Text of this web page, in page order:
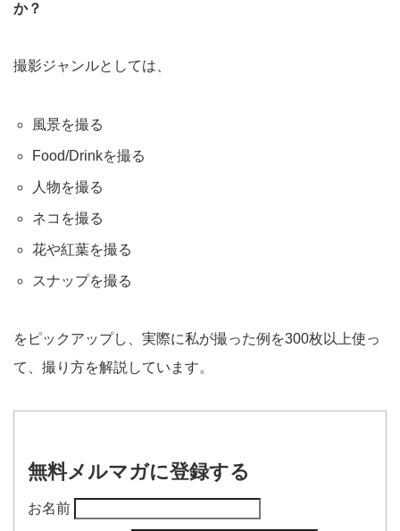
か？
撮影ジャンルとしては、
風景を撮る
Food/Drinkを撮る
人物を撮る
ネコを撮る
花や紅葉を撮る
スナップを撮る
をピックアップし、実際に私が撮った例を300枚以上使っ
て、撮り方を解説しています。
無料メルマガに登録する
お名前